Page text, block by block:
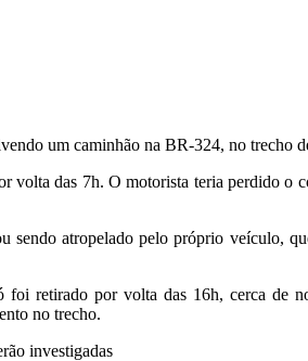
um caminhão na BR-324, no trecho
das 7h. O motorista teria perdido o
sendo atropelado pelo próprio veículo,
retirado por volta das 16h, cerca de
no trecho.
investigadas